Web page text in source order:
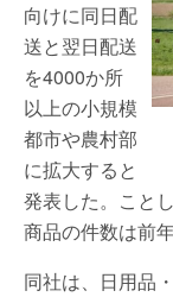
向けに同日配
送と翌日配送
を4000か所
以上の小規模
都市や農村部
に拡大すると
発表した。こと
商品の件数は前
同社は、日用品